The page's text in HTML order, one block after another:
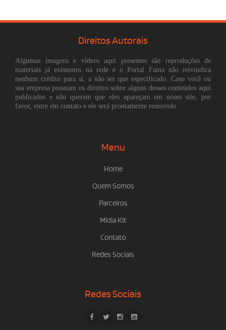
Direitos Autorais
Algumas imagens e vídeos aqui presentes são reproduções de
materiais já existentes na rede e o Portal Fama não reivindica
nenhum crédito para si, a não ser que especificado. Caso você ou
sua empresa possuam os direitos sobre alguns desses conteúdos aqui
publicados e não querem que eles apareçam em nosso site, por
favor, entre em contato e ele será prontamente removido.
Menu
Home
Quem Somos
Parceiros
Mídia Kit
Contato
Redes Sociais
Redes Sociais